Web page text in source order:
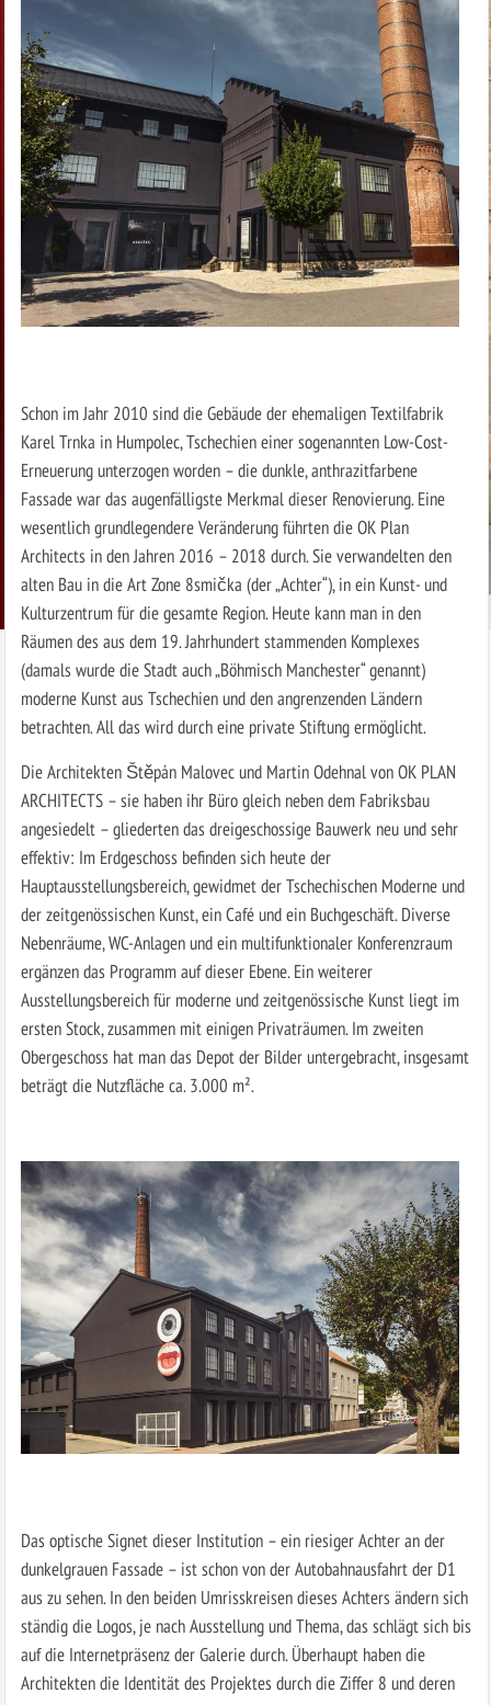
Schon im Jahr 2010 sind die Gebäude der ehemaligen Textilfabrik
Karel Trnka in Humpolec, Tschechien einer sogenannten Low-Cost-
Erneuerung unterzogen worden – die dunkle, anthrazitfarbene
Fassade war das augenfälligste Merkmal dieser Renovierung. Eine
wesentlich grundlegendere Veränderung führten die OK Plan
Architects in den Jahren 2016 – 2018 durch. Sie verwandelten den
alten Bau in die Art Zone 8smička (der „Achter“), in ein Kunst- und
Kulturzentrum für die gesamte Region. Heute kann man in den
Räumen des aus dem 19. Jahrhundert stammenden Komplexes
(damals wurde die Stadt auch „Böhmisch Manchester“ genannt)
moderne Kunst aus Tschechien und den angrenzenden Ländern
betrachten. All das wird durch eine private Stiftung ermöglicht.
Die Architekten Štěpán Malovec und Martin Odehnal von OK PLAN
ARCHITECTS – sie haben ihr Büro gleich neben dem Fabriksbau
angesiedelt – gliederten das dreigeschossige Bauwerk neu und sehr
effektiv: Im Erdgeschoss befinden sich heute der
Hauptausstellungsbereich, gewidmet der Tschechischen Moderne und
der zeitgenössischen Kunst, ein Café und ein Buchgeschäft. Diverse
Nebenräume, WC-Anlagen und ein multifunktionaler Konferenzraum
ergänzen das Programm auf dieser Ebene. Ein weiterer
Ausstellungsbereich für moderne und zeitgenössische Kunst liegt im
ersten Stock, zusammen mit einigen Privaträumen. Im zweiten
Obergeschoss hat man das Depot der Bilder untergebracht, insgesamt
beträgt die Nutzfläche ca. 3.000 m².
Das optische Signet dieser Institution – ein riesiger Achter an der
dunkelgrauen Fassade – ist schon von der Autobahnausfahrt der D1
aus zu sehen. In den beiden Umrisskreisen dieses Achters ändern sich
ständig die Logos, je nach Ausstellung und Thema, das schlägt sich bis
auf die Internetpräsenz der Galerie durch. Überhaupt haben die
Architekten die Identität des Projektes durch die Ziffer 8 und deren